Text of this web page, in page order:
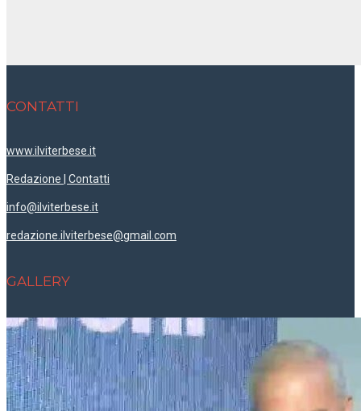
CONTATTI
www.ilviterbese.it
Redazione | Contatti
info@ilviterbese.it
redazione.ilviterbese@gmail.com
GALLERY